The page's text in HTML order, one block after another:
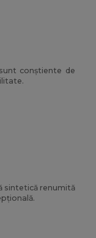
conștiente de
sintetică renumită